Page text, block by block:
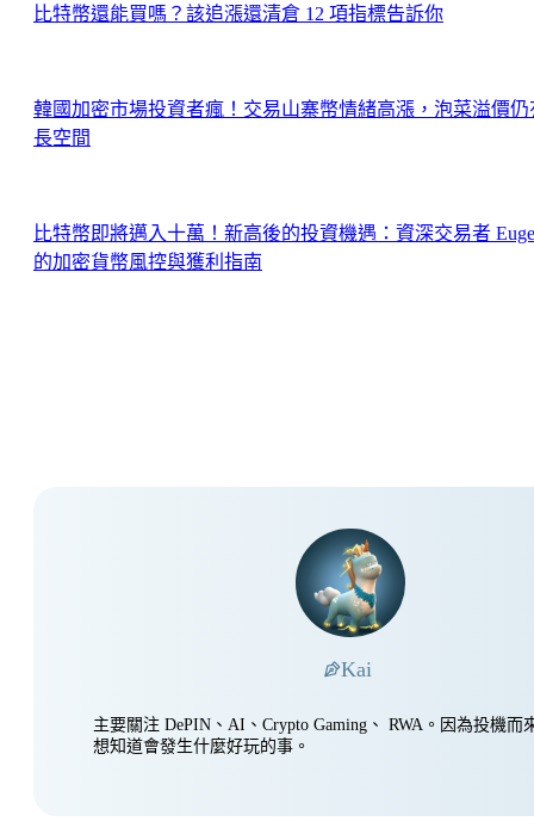
比特幣還能買嗎？該追漲還清倉 12 項指標告訴你
韓國加密市場投資者瘋！交易山寨幣情緒高漲，泡菜溢價仍
長空間
比特幣即將邁入十萬！新高後的投資機遇：資深交易者
的加密貨幣風控與獲利指南
Kai
主要關注 DePIN、AI、Crypto Gaming、 RWA。因為投機而
想知道會發生什麼好玩的事。